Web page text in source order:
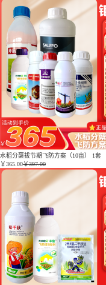
水稻分蘖拔节期飞防方案（10亩） 1套
￥365.00￥397.00